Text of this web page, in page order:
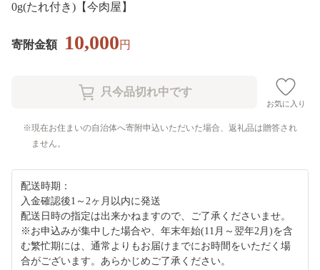
0g(たれ付き)【今肉屋】
寄附金額 10,000円
お気に入り
現在お住まいの自治体へ寄附申込いただいた場合、返礼品は贈答され
ません。
配送時期：
入金確認後1～2ヶ月以内に発送
配送日時の指定は出来かねますので、ご了承くださいませ。
※お申込みが集中した場合や、年末年始(11月～翌年2月)を含
む繁忙期には、通常よりもお届けまでにお時間をいただく場
合がございます。あらかじめご了承ください。